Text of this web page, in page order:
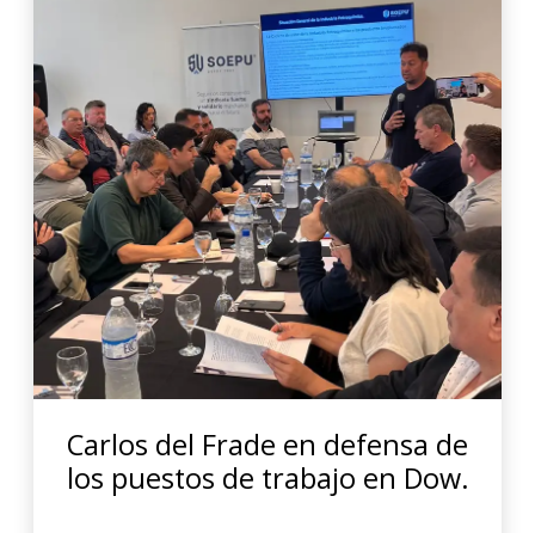
Carlos del Frade en defensa de
los puestos de trabajo en Dow.